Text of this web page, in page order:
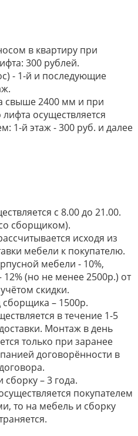
в квартиру при
300 рублей.
- 1-й и последующие
свыше 2400 мм и при
лифта осуществляется
1-й этаж - 300 руб. и далее
с 8.00 до 21.00.
сборщиком).
исходя из
мебели к покупателю.
мебели - 10%,
(но не менее 2500р.) от
скидки.
– 1500р.
в течение 1-5
Монтаж в день
только при заранее
договорённости в
– 3 года.
покупателем
то на мебель и сборку